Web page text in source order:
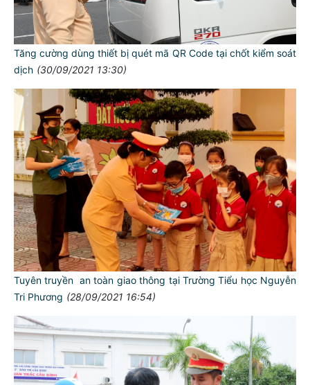
Tăng cường dùng thiết bị quét mã QR Code tại chốt kiểm soát
dịch (30/09/2021 13:30)
Tuyên truyền an toàn giao thông tại Trường Tiểu học Nguyễn
Tri Phương (28/09/2021 16:54)